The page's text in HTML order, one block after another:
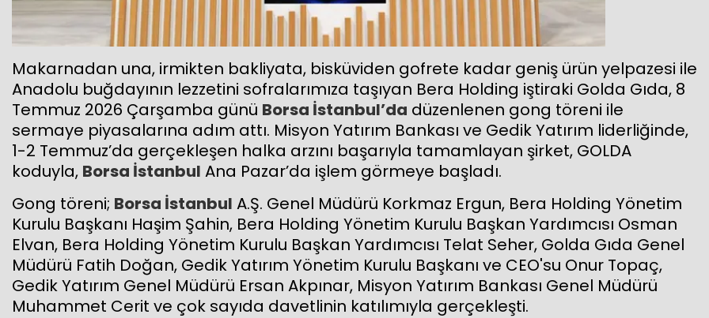
Makarnadan una, irmikten bakliyata, bisküviden gofrete kadar geniş ürün yelpazesi ile
Anadolu buğdayının lezzetini sofralarımıza taşıyan Bera Holding iştiraki Golda Gıda, 8
Temmuz 2026 Çarşamba günü Borsa İstanbul’da düzenlenen gong töreni ile
sermaye piyasalarına adım attı. Misyon Yatırım Bankası ve Gedik Yatırım liderliğinde,
1-2 Temmuz’da gerçekleşen halka arzını başarıyla tamamlayan şirket, GOLDA
koduyla, Borsa İstanbul Ana Pazar’da işlem görmeye başladı.
Gong töreni; Borsa İstanbul A.Ş. Genel Müdürü Korkmaz Ergun, Bera Holding Yönetim
Kurulu Başkanı Haşim Şahin, Bera Holding Yönetim Kurulu Başkan Yardımcısı Osman
Elvan, Bera Holding Yönetim Kurulu Başkan Yardımcısı Telat Seher, Golda Gıda Genel
Müdürü Fatih Doğan, Gedik Yatırım Yönetim Kurulu Başkanı ve CEO'su Onur Topaç,
Gedik Yatırım Genel Müdürü Ersan Akpınar, Misyon Yatırım Bankası Genel Müdürü
Muhammet Cerit ve çok sayıda davetlinin katılımıyla gerçekleşti.